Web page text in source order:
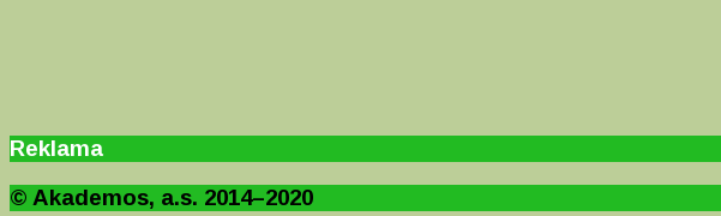
Reklama
© Akademos, a.s. 2014–2020